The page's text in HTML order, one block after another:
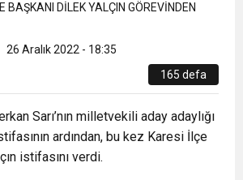
ÖTV muafiyetli sıfır araç
yılı üst limiti belli oldu.
ilk şarj edilebilir hibrit
indi
enflasyon rakamlarını açıkladı
26 Aralık 2022 - 18:35
165 defa
Sarı’nın milletvekili aday adaylığı
ardından, bu kez Karesi İlçe
istifasını verdi.